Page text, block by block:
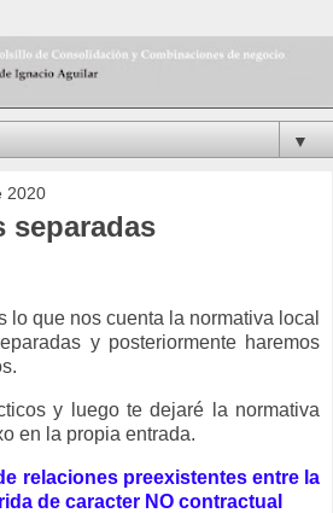
▼
2020
separadas
lo que nos cuenta la normativa local
y posteriormente haremos
y luego te dejaré la normativa
en la propia entrada.
relaciones preexistentes entre la
de caracter NO contractual